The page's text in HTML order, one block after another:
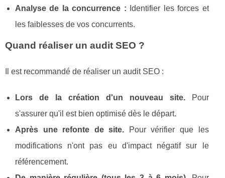
Analyse de la concurrence : Identifier les forces et
les faiblesses de vos concurrents.
Quand réaliser un audit SEO ?
Il est recommandé de réaliser un audit SEO :
Lors de la création d'un nouveau site.Pour
s'assurer qu'il est bien optimisé dès le départ.
Après une refonte de site. Pour vérifier que les
modifications n'ont pas eu d'impact négatif sur le
référencement.